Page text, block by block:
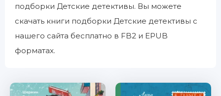
подборки Детские детективы. Вы можете
скачать книги подборки Детские детективы с
нашего сайта бесплатно в FB2 и EPUB
форматах.